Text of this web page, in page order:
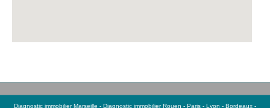
Diagnostic immobilier Marseille - Diagnostic immobilier Rouen - Paris - Lyon - Bordeaux -